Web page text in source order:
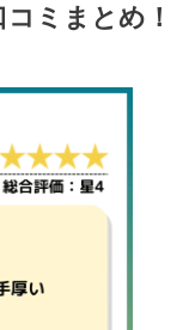
ミまとめ！